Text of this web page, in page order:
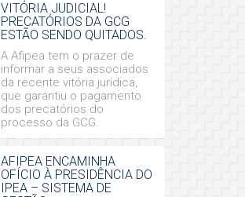
VITÓRIA JUDICIAL!
PRECATÓRIOS DA GCG
ESTÃO SENDO QUITADOS.
A Afipea tem o prazer de
informar a seus associados
da recente vitória jurídica,
que garantiu o pagamento
dos precatórios do
processo da GCG.
AFIPEA ENCAMINHA
OFÍCIO À PRESIDÊNCIA DO
IPEA – SISTEMA DE